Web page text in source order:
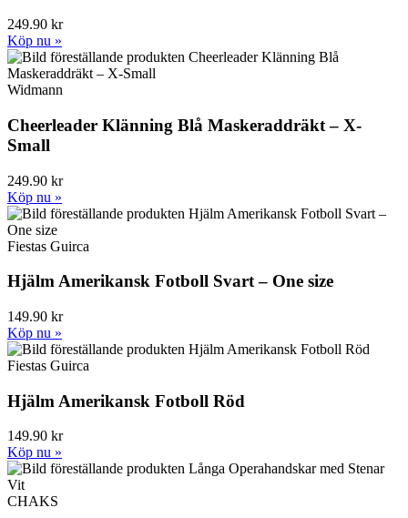
249.90 kr
Köp nu »
Widmann
Cheerleader Klänning Blå Maskeraddräkt – X-
Small
249.90 kr
Köp nu »
Fiestas Guirca
Hjälm Amerikansk Fotboll Svart – One size
149.90 kr
Köp nu »
Fiestas Guirca
Hjälm Amerikansk Fotboll Röd
149.90 kr
Köp nu »
CHAKS